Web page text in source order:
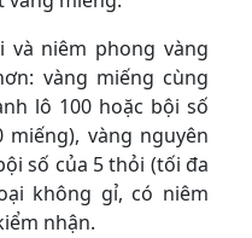
và niêm phong vàng
vàng miếng cùng
lô 100 hoặc bội số
vàng nguyên
số của 5 thỏi (tối đa
không gỉ, có niêm
nhận.